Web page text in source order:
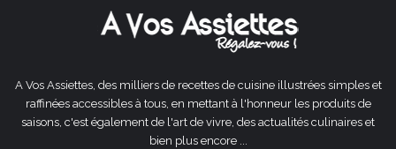
A Vos Assiettes, des milliers de recettes de cuisine illustrées simples et
raffinées accessibles à tous, en mettant à l'honneur les produits de
saisons, c'est également de l'art de vivre, des actualités culinaires et
bien plus encore ...